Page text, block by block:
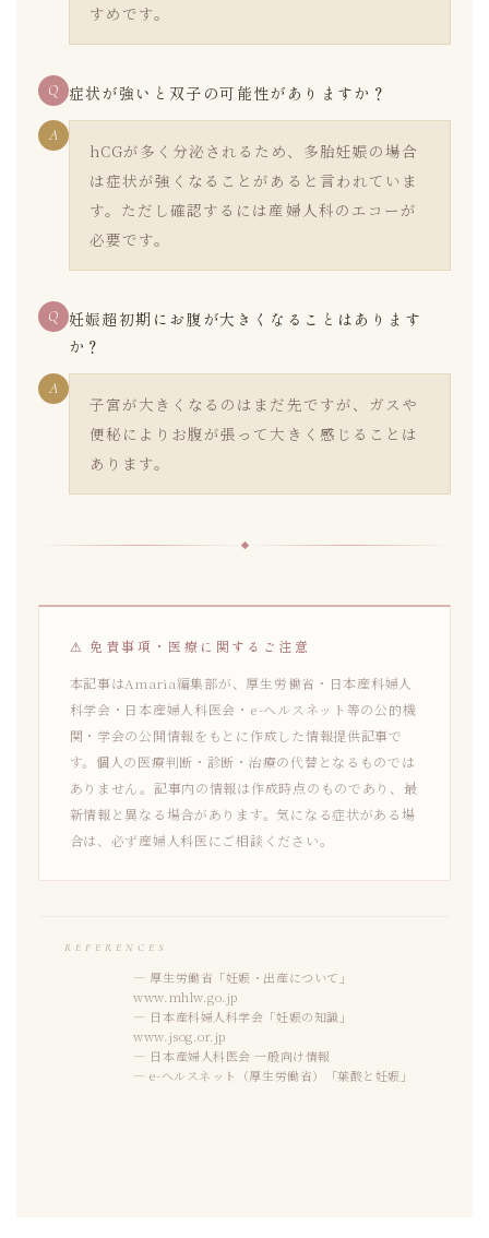
すめです。
Q 症状が強いと双子の可能性がありますか？
A
hCGが多く分泌されるため、多胎妊娠の場合
は症状が強くなることがあると言われていま
す。ただし確認するには産婦人科のエコーが
必要です。
Q 妊娠超初期にお腹が大きくなることはあります
か？
A
子宮が大きくなるのはまだ先ですが、ガスや
便秘によりお腹が張って大きく感じることは
あります。
⚠ 免責事項・医療に関するご注意
本記事はAmaria編集部が、厚生労働省・日本産科婦人
科学会・日本産婦人科医会・e-ヘルスネット等の公的機
関・学会の公開情報をもとに作成した情報提供記事で
す。個人の医療判断・診断・治療の代替となるものでは
ありません。記事内の情報は作成時点のものであり、最
新情報と異なる場合があります。気になる症状がある場
合は、必ず産婦人科医にご相談ください。
REFERENCES
厚生労働省「妊娠・出産について」
www.mhlw.go.jp
日本産科婦人科学会「妊娠の知識」
www.jsog.or.jp
日本産婦人科医会 一般向け情報
e-ヘルスネット（厚生労働省）「葉酸と妊娠」